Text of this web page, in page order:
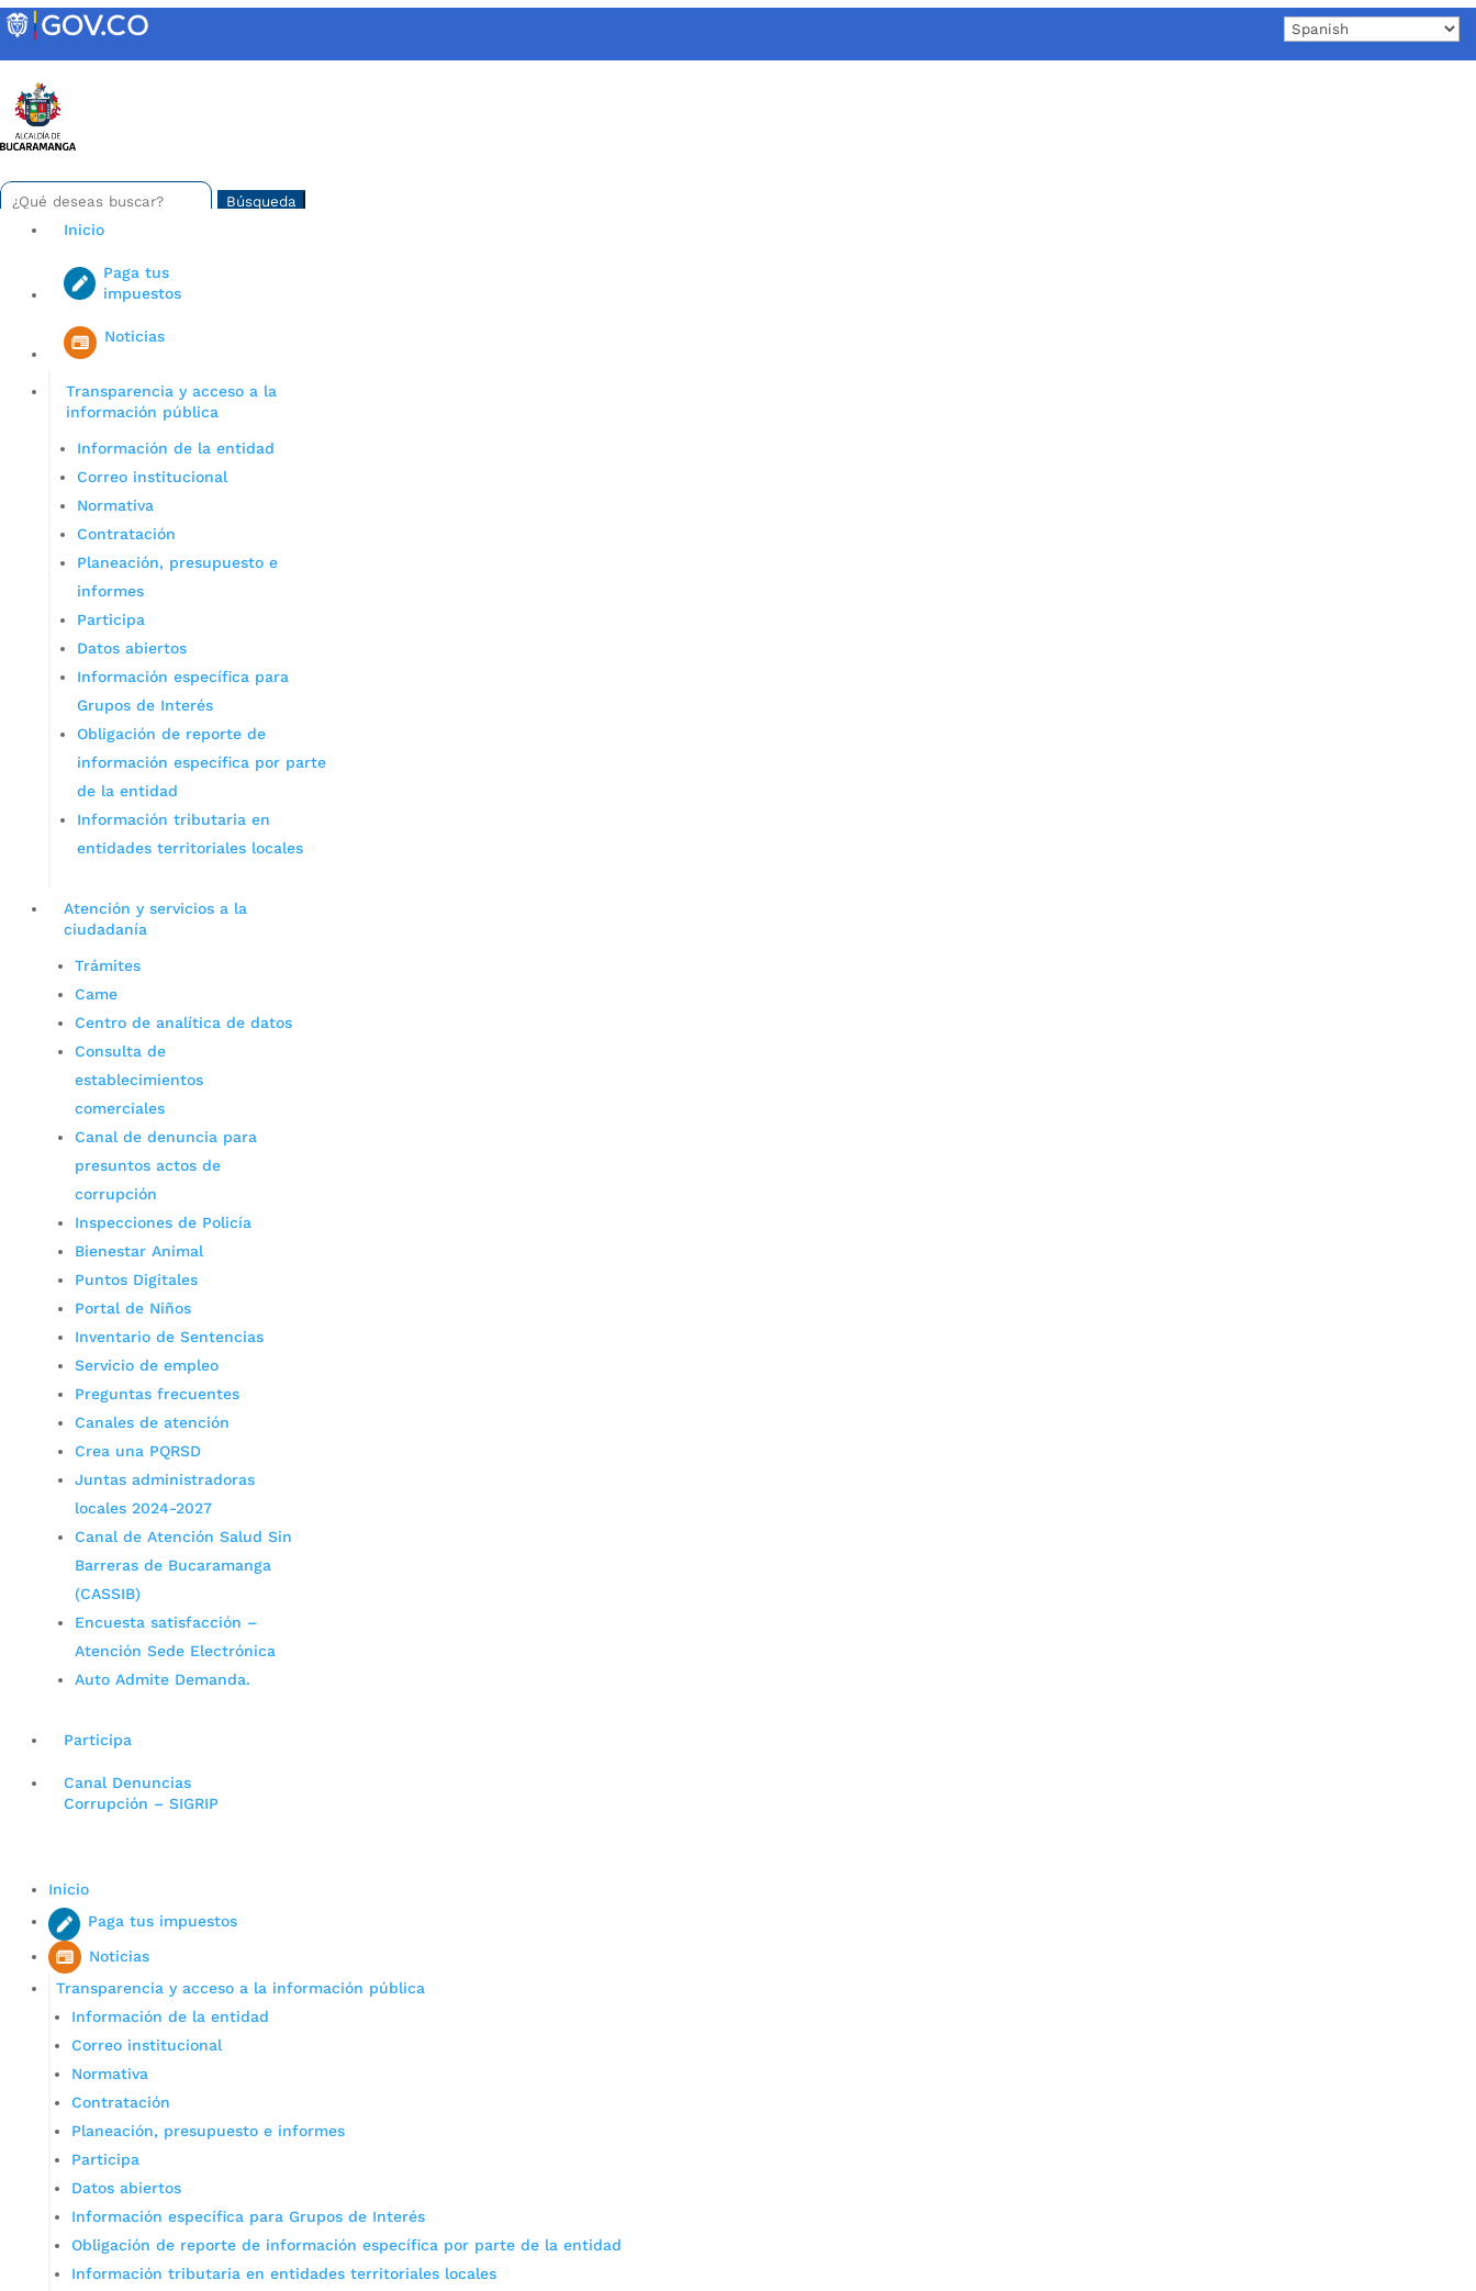
Skip
to
Buscar:
Search
for...
Iniciar sesión en gov co
Inicio
Paga tus
impuestos
Noticias
Transparencia y acceso a la
información pública
Información de la entidad
Correo institucional
Normativa
Contratación
Planeación, presupuesto e
informes
Participa
Datos abiertos
Información específica para
Grupos de Interés
Obligación de reporte de
información específica por parte
de la entidad
Información tributaria en
entidades territoriales locales
Atención y servicios a la
ciudadanía
Trámites
Came
Centro de analítica de datos
Consulta de
establecimientos
comerciales
Canal de denuncia para
presuntos actos de
corrupción
Inspecciones de Policía
Bienestar Animal
Puntos Digitales
Portal de Niños
Inventario de Sentencias
Servicio de empleo
Preguntas frecuentes
Canales de atención
Crea una PQRSD
Juntas administradoras
locales 2024-2027
Canal de Atención Salud Sin
Barreras de Bucaramanga
(CASSIB)
Encuesta satisfacción –
Atención Sede Electrónica
Auto Admite Demanda.
Participa
Canal Denuncias
Corrupción – SIGRIP
Inicio
Paga tus impuestos
Noticias
Transparencia y acceso a la información pública
Información de la entidad
Correo institucional
Normativa
Contratación
Planeación, presupuesto e informes
Participa
Datos abiertos
Información específica para Grupos de Interés
Obligación de reporte de información específica por parte de la entidad
Información tributaria en entidades territoriales locales